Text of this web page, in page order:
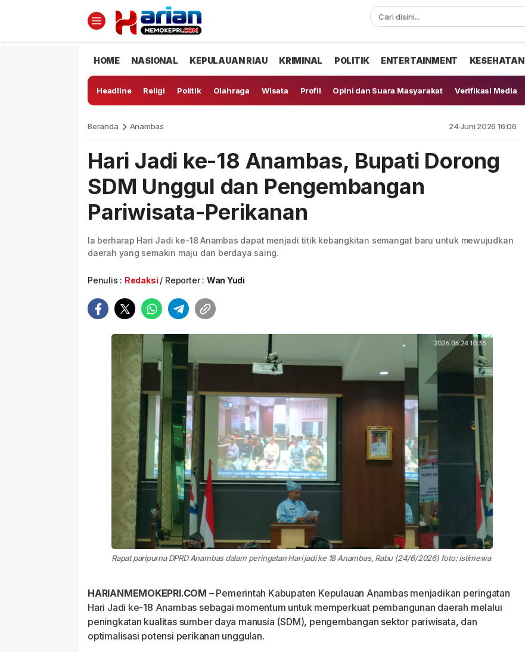
HOME NASIONAL KEPULAUAN RIAU KRIMINAL POLITIK ENTERTAINMENT KESEHATAN
Headline Religi Politik Olahraga Wisata Profil Opini dan Suara Masyarakat Verifikasi Media
Beranda Anambas 24 Juni 2026 16:06
Hari Jadi ke-18 Anambas, Bupati Dorong
SDM Unggul dan Pengembangan
Pariwisata-Perikanan
Ia berharap Hari Jadi ke-18 Anambas dapat menjadi titik kebangkitan semangat baru untuk mewujudkan
daerah yang semakin maju dan berdaya saing.
Penulis : Redaksi Reporter : Wan Yudi
Rapat paripurna DPRD Anambas dalam peringatan Hari jadi ke 18 Anambas, Rabu (24/6/2026) foto: istimewa
HARIANMEMOKEPRI.COM –Pemerintah Kabupaten Kepulauan Anambas menjadikan peringatan
Hari Jadi ke-18 Anambas sebagai momentum untuk memperkuat pembangunan daerah melalui
peningkatan kualitas sumber daya manusia (SDM), pengembangan sektor pariwisata, dan
optimalisasi potensi perikanan unggulan.